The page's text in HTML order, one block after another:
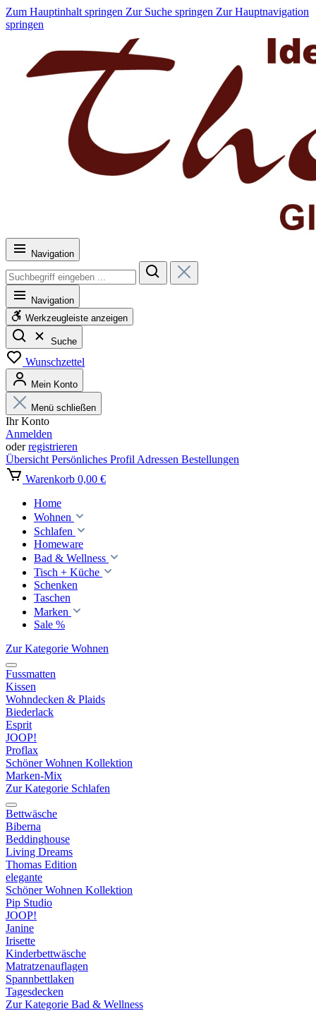
Zum Hauptinhalt springen Zur Suche springen Zur Hauptnavigation
springen
Navigation
Navigation
Werkzeugleiste anzeigen
Suche
Wunschzettel
Mein Konto
Menü schließen
Ihr Konto
Anmelden
oderregistrieren
Übersicht Persönliches Profil Adressen Bestellungen
Warenkorb 0,00 €
Home
Wohnen
Schlafen
Homeware
Bad & Wellness
Tisch + Küche
Schenken
Taschen
Marken
Sale %
Zur Kategorie Wohnen
Fussmatten
Kissen
Wohndecken & Plaids
Biederlack
Esprit
JOOP!
Proflax
Schöner Wohnen Kollektion
Marken-Mix
Zur Kategorie Schlafen
Bettwäsche
Biberna
Beddinghouse
Living Dreams
Thomas Edition
elegante
Schöner Wohnen Kollektion
Pip Studio
JOOP!
Janine
Irisette
Kinderbettwäsche
Matratzenauflagen
Spannbettlaken
Tagesdecken
Zur Kategorie Bad & Wellness